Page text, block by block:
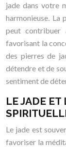
jade dans votre
harmonieuse. La
peut contribuer
favorisant la
des pierres de
détendre et de
sentiment de
LE JADE ET
Le jade est
favoriser la